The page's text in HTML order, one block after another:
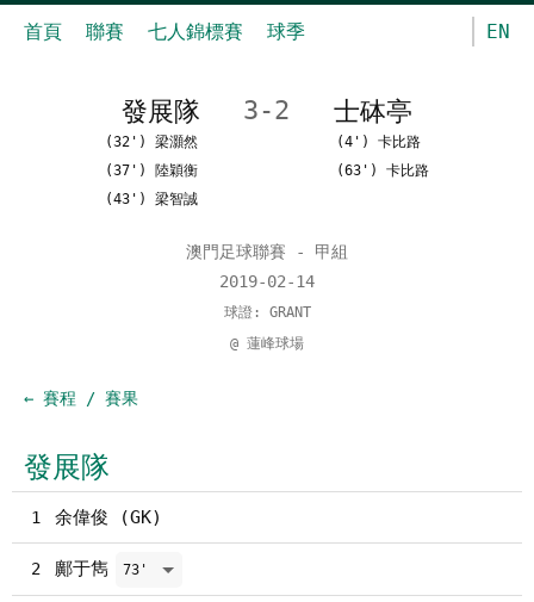
首頁 聯賽 七人錦標賽 球季 EN
發展隊 3-2 士砵亭
(32') 梁灝然
(37') 陸穎衡
(43') 梁智誠
(4') 卡比路
(63') 卡比路
澳門足球聯賽 - 甲組
2019-02-14
球證: GRANT
@ 蓮峰球場
← 賽程 / 賽果
發展隊
1 余偉俊 (GK)
2 鄺于雋 73'